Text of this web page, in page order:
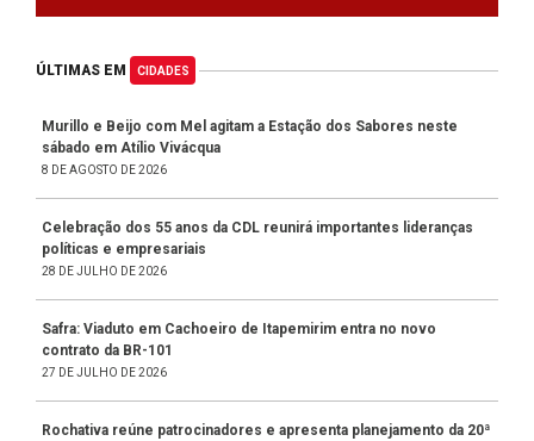
ÚLTIMAS EM CIDADES
Murillo e Beijo com Mel agitam a Estação dos Sabores neste
sábado em Atílio Vivácqua
8 DE AGOSTO DE 2026
Celebração dos 55 anos da CDL reunirá importantes lideranças
políticas e empresariais
28 DE JULHO DE 2026
Safra: Viaduto em Cachoeiro de Itapemirim entra no novo
contrato da BR-101
27 DE JULHO DE 2026
Rochativa reúne patrocinadores e apresenta planejamento da 20ª